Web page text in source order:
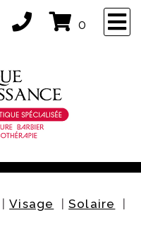
0
|Visage |Solaire
|
×